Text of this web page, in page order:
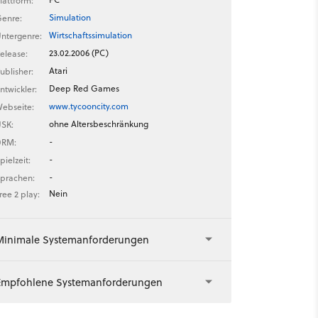
Simulation
Wirtschaftssimulation
23.02.2006 (PC)
Atari
Deep Red Games
www.tycooncity.com
ohne Altersbeschränkung
-
-
-
2 play:
Nein
Systemanforderungen
Systemanforderungen